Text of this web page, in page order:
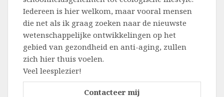
Iedereen is hier welkom, maar vooral mensen
die net als ik graag zoeken naar de nieuwste
wetenschappelijke ontwikkelingen op het
gebied van gezondheid en anti-aging, zullen
zich hier thuis voelen.
Veel leesplezier!
Contacteer mij